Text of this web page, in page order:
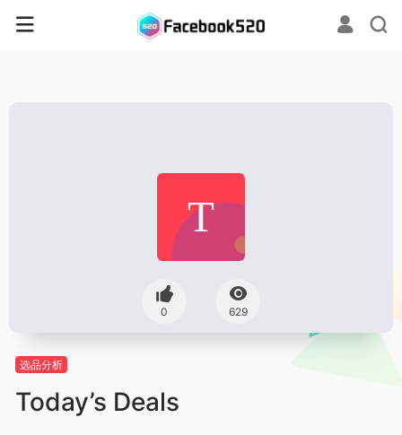
0 629
选品分析
Today’s Deals